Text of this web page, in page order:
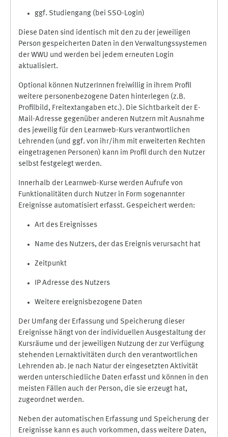
ggf. Studiengang (bei SSO-Login)
Diese Daten sind identisch mit den zu der jeweiligen
Person gespeicherten Daten in den Verwaltungssystemen
der WWU und werden bei jedem erneuten Login
aktualisiert.
Optional können NutzerInnen freiwillig in ihrem Profil
weitere personenbezogene Daten hinterlegen (z.B.
Profilbild, Freitextangaben etc.). Die Sichtbarkeit der E-
Mail-Adresse gegenüber anderen Nutzern mit Ausnahme
des jeweilig für den Learnweb-Kurs verantwortlichen
Lehrenden (und ggf. von ihr/ihm mit erweiterten Rechten
eingetragenen Personen) kann im Profil durch den Nutzer
selbst festgelegt werden.
Innerhalb der Learnweb-Kurse werden Aufrufe von
Funktionalitäten durch Nutzer in Form sogenannter
Ereignisse automatisiert erfasst. Gespeichert werden:
Art des Ereignisses
Name des Nutzers, der das Ereignis verursacht hat
Zeitpunkt
IP Adresse des Nutzers
Weitere ereignisbezogene Daten
Der Umfang der Erfassung und Speicherung dieser
Ereignisse hängt von der individuellen Ausgestaltung der
Kursräume und der jeweiligen Nutzung der zur Verfügung
stehenden Lernaktivitäten durch den verantwortlichen
Lehrenden ab. Je nach Natur der eingesetzten Aktivität
werden unterschiedliche Daten erfasst und können in den
meisten Fällen auch der Person, die sie erzeugt hat,
zugeordnet werden.
Neben der automatischen Erfassung und Speicherung der
Ereignisse kann es auch vorkommen, dass weitere Daten,